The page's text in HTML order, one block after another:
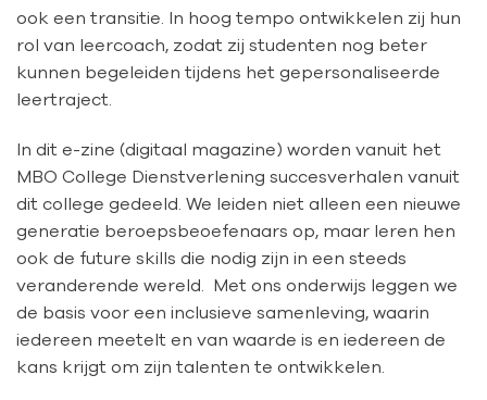
ook een transitie. In hoog tempo ontwikkelen zij hun
rol van leercoach, zodat zij studenten nog beter
kunnen begeleiden tijdens het gepersonaliseerde
leertraject. ​
In dit e-zine (digitaal magazine) worden vanuit het
MBO College Dienstverlening succesverhalen vanuit
dit college gedeeld. We leiden niet alleen een nieuwe
generatie beroepsbeoefenaars op, maar leren hen
ook de future skills die nodig zijn in een steeds
veranderende wereld. Met ons onderwijs leggen we
de basis voor een inclusieve samenleving, waarin
iedereen meetelt en van waarde is en iedereen de
kans krijgt om zijn talenten te ontwikkelen.